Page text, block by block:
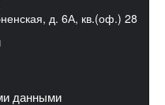
д. 6А, кв.(оф.) 28
данными